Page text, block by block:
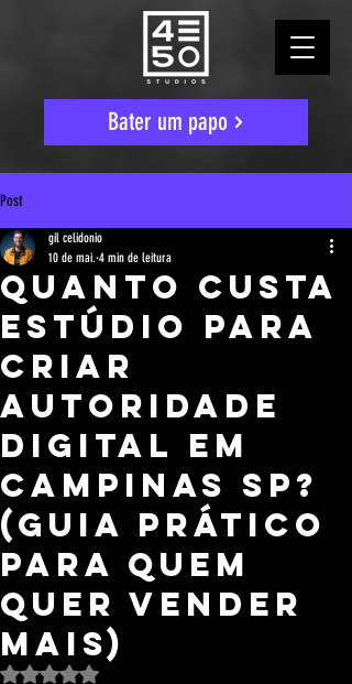
Bater um papo
Post
Quanto custa
estúdio para
criar
autoridade
digital em
Campinas SP?
(Guia prático
para quem
quer vender
mais)
gil celidonio
10 de mai. 4 min de leitura
Avaliado com NaN de 5 estrelas.